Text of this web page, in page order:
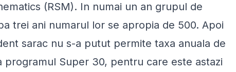
(RSM). In numai un an grupul de
trei ani numarul lor se apropia de 500. Apoi
sarac nu s-a putut permite taxa anuala de
programul Super 30, pentru care este astazi